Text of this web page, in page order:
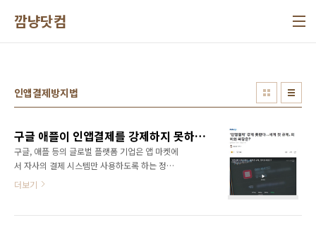
깜냥닷컴
인앱결제방지법
구글 애플이 인앱결제를 강제하지 못하게 하는 인앱결제 방지법 국회 통과
구글, 애플 등의 글로벌 플랫폼 기업은 앱 마켓에
서 자사의 결제 시스템만 사용하도록 하는 정책
을 고수해 왔다. 결제 수수료도 30%나 되지만
더보기